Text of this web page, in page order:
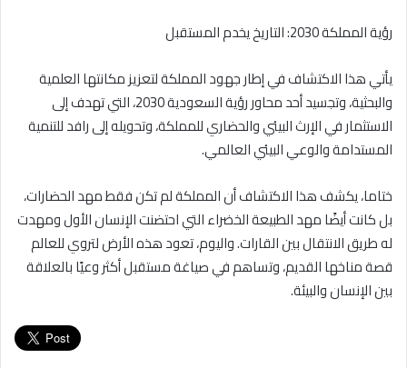
رؤية المملكة 2030: التاريخ يخدم المستقبل
يأتي هذا الاكتشاف في إطار جهود المملكة لتعزيز مكانتها العلمية
والبحثية، وتجسيد أحد محاور رؤية السعودية 2030، التي تهدف إلى
الاستثمار في الإرث البيئي والحضاري للمملكة، وتحويله إلى رافد للتنمية
المستدامة والوعي البيئي العالمي.
ختاما، يكشف هذا الاكتشاف أن المملكة لم تكن فقط مهد الحضارات،
بل كانت أيضًا مهد الطبيعة الخضراء التي احتضنت الإنسان الأول ومهدت
له طريق الانتقال بين القارات. واليوم، تعود هذه الأرض لتروي للعالم
قصة مناخها القديم، وتساهم في صياغة مستقبل أكثر وعيًا بالعلاقة
بين الإنسان والبيئة.